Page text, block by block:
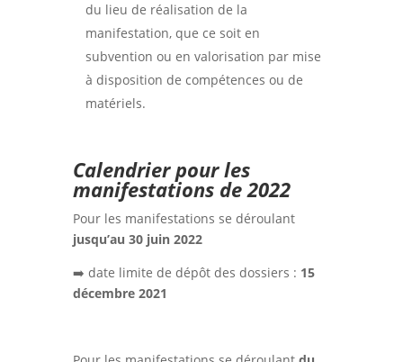
du lieu de réalisation de la
manifestation, que ce soit en
subvention ou en valorisation par mise
à disposition de compétences ou de
matériels.
Calendrier pour les
manifestations de 2022
Pour les manifestations se déroulant
jusqu’au 30 juin 2022
➡️ date limite de dépôt des dossiers : 15
décembre 2021